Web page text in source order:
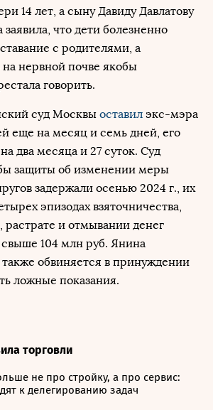
14 лет, а сыну Давиду Давлатову
что дети болезненно
с родителями, а
на нервной почве якобы
говорить.
суд Москвы оставил экс-мэра
еще на месяц и семь дней, его
два месяца и 27 суток. Суд
защиты об изменении меры
задержали осенью 2024 г., их
эпизодах взяточничества,
растрате и отмывании денег
104 млн руб. Янина
обвиняется в принуждении
ложные показания.
торговли
не про стройку, а про сервис:
к делегированию задач